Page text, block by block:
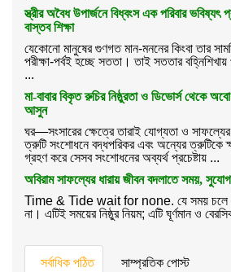
স্ত্রীর অবৈধ উপার্জনে বিধ্বংস এক পরিবার ভবিষ্যৎ
বাস্তব শিক্ষা
যেকোনো মানুষের গুণগত মান-মননের কিংবা তার
পরীক্ষা-পর্বই হচ্ছে সততা। তাই সততার
...
মা-বাবার বিকৃত রুচির নিষ্ঠুরতা ও ডিভোর্স থেকে
আসুন
ঘর—সংসারের ক্ষেত্রে তারাই যোগ্যতা ও সাফল্যের
ত্রুটি সংশোধনে বদ্ধপরিকর এবং অন্যের ত্রুটিকে
গ্রহণ করে সেসব সংশোধনের অব্যর্থ প্রচেষ্টায় ...
অবিরাম সাফল্যের ধারায় জীবন বদলাতে সময়,
Time & Tide wait for none. যে সময় চলে
না। এটিই সময়ের নিষ্ঠুর নিয়ম; এটি ঘূর্ণমান ও
সর্বাধিক পঠিত সাম্প্রতিক পোস্ট